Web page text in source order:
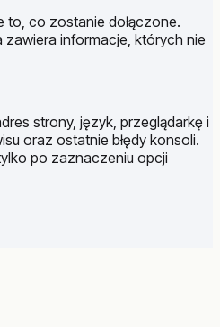
to, co zostanie dołączone.
zawiera informacje, których nie
strony, język, przeglądarkę i
oraz ostatnie błędy konsoli.
po zaznaczeniu opcji